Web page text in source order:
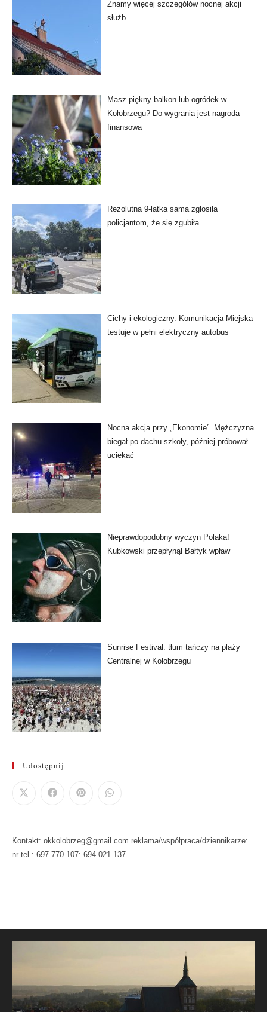
Znamy więcej szczegółów nocnej akcji
służb
Masz piękny balkon lub ogródek w
Kołobrzegu? Do wygrania jest nagroda
finansowa
Rezolutna 9-latka sama zgłosiła
policjantom, że się zgubiła
Cichy i ekologiczny. Komunikacja Miejska
testuje w pełni elektryczny autobus
Nocna akcja przy „Ekonomie”. Mężczyzna
biegał po dachu szkoły, później próbował
uciekać
Nieprawdopodobny wyczyn Polaka!
Kubkowski przepłynął Bałtyk wpław
Sunrise Festival: tłum tańczy na plaży
Centralnej w Kołobrzegu
Udostępnij
Kontakt: okkolobrzeg@gmail.com reklama/współpraca/dziennikarze:
nr tel.: 697 770 107: 694 021 137